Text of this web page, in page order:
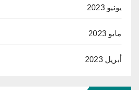
يونيو 2023
مايو 2023
أبريل 2023